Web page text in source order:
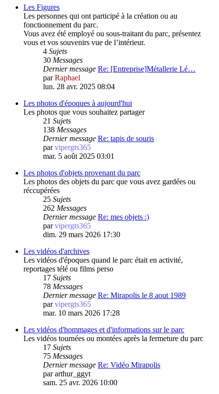
Les Figures
Les personnes qui ont participé à la création ou au
fonctionnement du parc.
Vous avez été employé ou sous-traitant du parc, présentez
vous et vos souvenirs vue de l’intérieur.
4 Sujets
30 Messages
Dernier message Re: [Entreprise]Métallerie Lé…
parRaphael
lun. 28 avr. 2025 08:04
Les photos d'époques à aujourd'hui
Les photos que vous souhaitez partager
21 Sujets
138 Messages
Dernier message Re: tapis de souris
parvipergts365
mar. 5 août 2025 03:01
Les photos d'objets provenant du parc
Les photos des objets du parc que vous avez gardées ou
réccupérées
25 Sujets
262 Messages
Dernier message Re: mes objets :)
parvipergts365
dim. 29 mars 2026 17:30
Les vidéos d'archives
Les vidéos d'époques quand le parc était en activité,
reportages télé ou films perso
17 Sujets
78 Messages
Dernier message Re: Mirapolis le 8 aout 1989
parvipergts365
mar. 10 mars 2026 17:28
Les vidéos d'hommages et d'informations sur le parc
Les vidéos tournées ou montées après la fermeture du parc
17 Sujets
75 Messages
Dernier message Re: Vidéo Mirapolis
pararthur_ggyt
sam. 25 avr. 2026 10:00